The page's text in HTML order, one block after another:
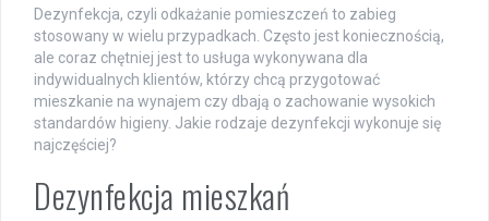
Dezynfekcja, czyli odkażanie pomieszczeń to zabieg
stosowany w wielu przypadkach. Często jest koniecznością,
ale coraz chętniej jest to usługa wykonywana dla
indywidualnych klientów, którzy chcą przygotować
mieszkanie na wynajem czy dbają o zachowanie wysokich
standardów higieny. Jakie rodzaje dezynfekcji wykonuje się
najczęściej?
Dezynfekcja mieszkań